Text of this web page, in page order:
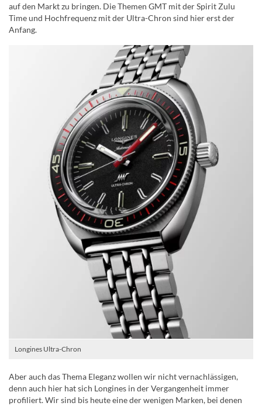
auf den Markt zu bringen. Die Themen GMT mit der Spirit Zulu
Time und Hochfrequenz mit der Ultra-Chron sind hier erst der
Anfang.
Longines Ultra-Chron
Aber auch das Thema Eleganz wollen wir nicht vernachlässigen,
denn auch hier hat sich Longines in der Vergangenheit immer
profiliert. Wir sind bis heute eine der wenigen Marken, bei denen